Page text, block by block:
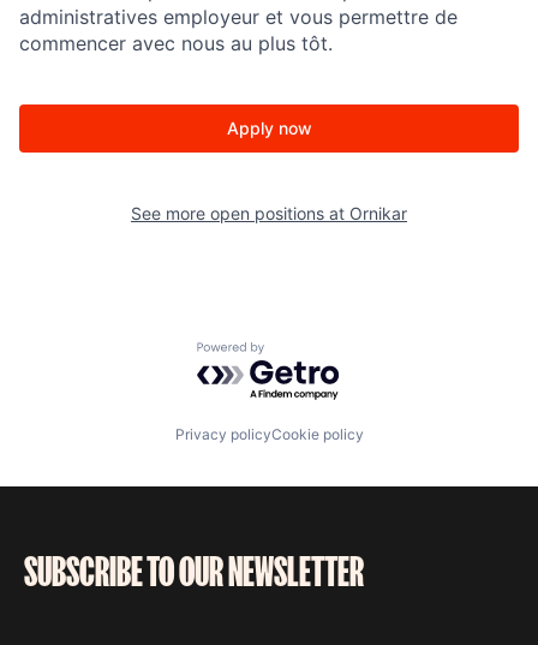
administratives employeur et vous permettre de
commencer avec nous au plus tôt.
Apply now
See more open positions at Ornikar
Powered by Getro.com
Privacy policyCookie policy
SUBSCRIBE TO OUR NEWSLETTER